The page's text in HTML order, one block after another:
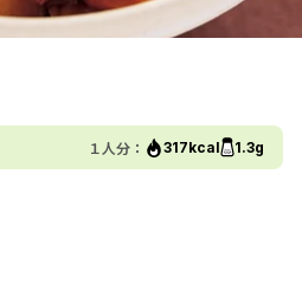
１人分： 317kcal 1.3g